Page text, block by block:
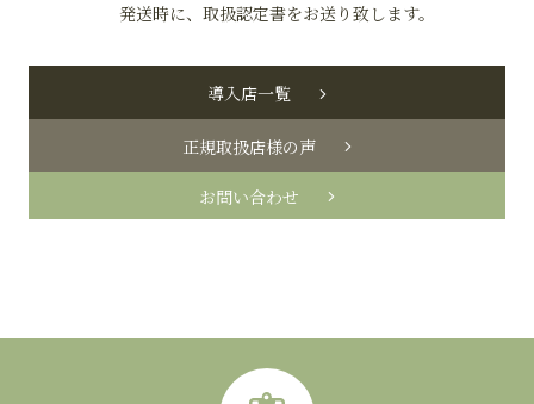
発送時に、取扱認定書をお送り致します。
導入店一覧
正規取扱店様の声
お問い合わせ